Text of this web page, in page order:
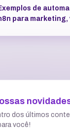
de
para marketing,
dos últimos
você!